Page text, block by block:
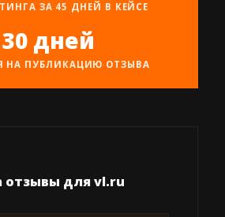
ЗА 45 ДНЕЙ В КЕЙСЕ
30 дней
НА ПУБЛИКАЦИЮ ОТЗЫВА
отзывы для vl.ru